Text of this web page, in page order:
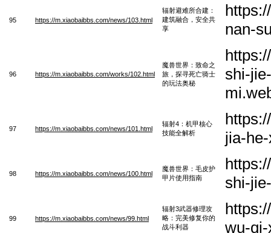
95 https://m.xiaobaibbs.com/news/103.html
辐射避难所合建：
建筑融合，安全共
享
nan-
96 https://m.xiaobaibbs.com/works/102.html
魔兽世界：致命之
旅，探寻死亡骑士
的玩法奥秘
shi-
97 https://m.xiaobaibbs.com/news/101.html
辐射4：机甲核心
技能全解析
jia-
98 https://m.xiaobaibbs.com/news/100.html
魔兽世界：毛皮护
甲片使用指南
shi-
99 https://m.xiaobaibbs.com/news/99.html
辐射3武器修理攻
略：完美修复你的
战斗利器
wu-